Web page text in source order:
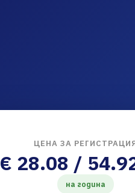
ЦЕНА ЗА
€ 28.08 /
на година